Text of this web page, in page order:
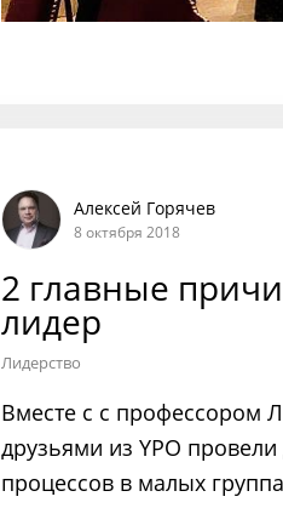
Алексей Горячев
8 октября 2018
2 главные
лидер
Лидерство
Вместе с с профессором
друзьями из YPO
процессов в малых